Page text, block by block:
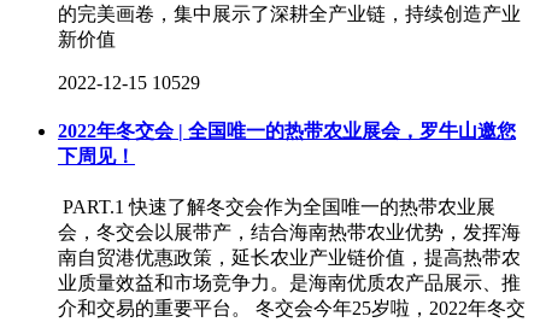
的完美画卷，集中展示了深耕全产业链，持续创造产业
新价值
2022-12-15 10529
2022年冬交会 | 全国唯一的热带农业展会，罗牛山邀您
下周见！
PART.1 快速了解冬交会作为全国唯一的热带农业展
会，冬交会以展带产，结合海南热带农业优势，发挥海
南自贸港优惠政策，延长农业产业链价值，提高热带农
业质量效益和市场竞争力。是海南优质农产品展示、推
介和交易的重要平台。 冬交会今年25岁啦，2022年冬交